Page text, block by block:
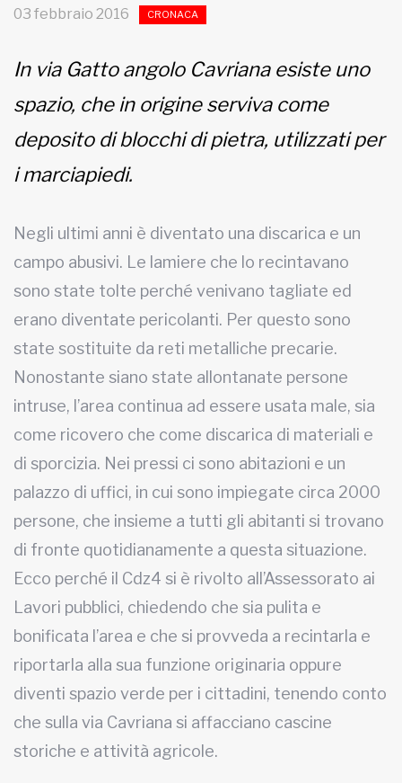
HOME
MUNICIPI
Inviateci le vostre segnalazioni
Iscriviti alla newsletter
www.viveremilano.info
Fondato e diretto da Enzo De
Bernardis
EDB edizioni - Via Brivio angolo C.
Imbonati, 89 20159 Milano (Italia)
Informativa sulla privacy
03 febbraio 2016 CRONACA
In via Gatto angolo Cavriana esiste uno
spazio, che in origine serviva come
deposito di blocchi di pietra, utilizzati per
i marciapiedi.
Negli ultimi anni è diventato una discarica e un
campo abusivi.
Le lamiere che lo recintavano
sono state tolte perché venivano tagliate ed
erano diventate pericolanti. Per questo sono
state sostituite da reti metalliche precarie.
Nonostante siano state allontanate persone
intruse, l’area continua ad essere usata male, sia
come ricovero che come discarica di materiali e
di sporcizia. Nei pressi ci sono abitazioni e un
palazzo di uffici, in cui sono impiegate circa 2000
persone, che insieme a tutti gli abitanti si trovano
di fronte quotidianamente a questa situazione.
Ecco perché il Cdz4 si è rivolto all’Assessorato ai
Lavori pubblici, chiedendo che sia pulita e
bonificata l’area e che si provveda a recintarla e
riportarla alla sua funzione originaria oppure
diventi spazio verde per i cittadini, tenendo conto
che sulla via Cavriana si affacciano cascine
storiche e attività agricole.